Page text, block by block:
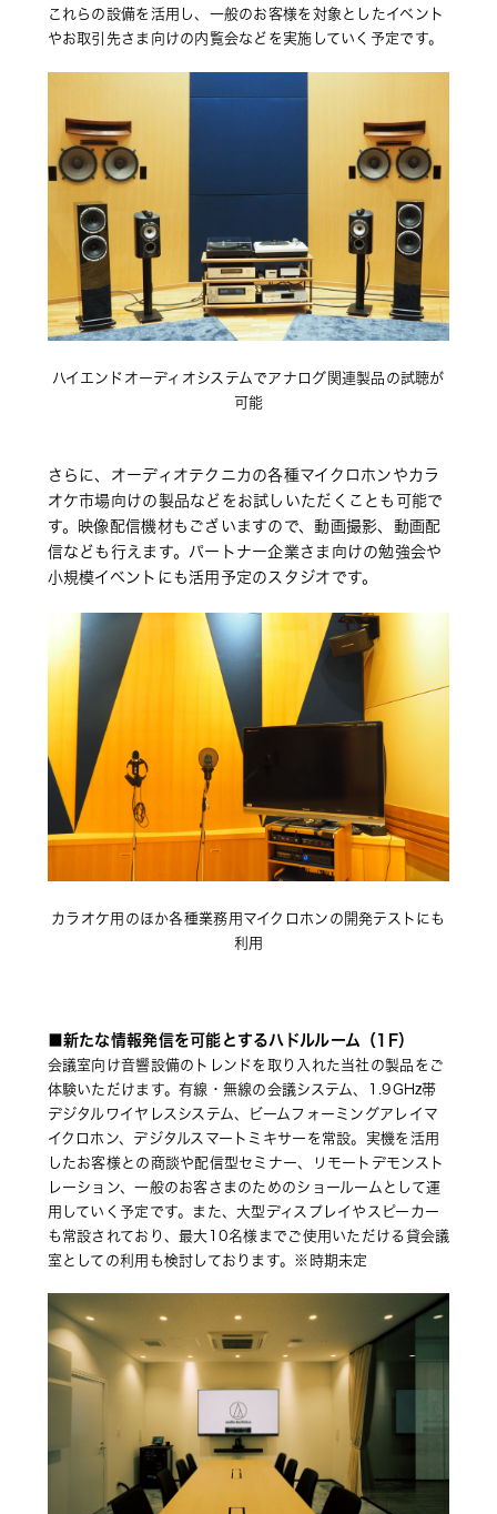
これらの設備を活用し、一般のお客様を対象としたイベント
やお取引先さま向けの内覧会などを実施していく予定です。
ハイエンドオーディオシステムでアナログ関連製品の試聴が
可能
さらに、オーディオテクニカの各種マイクロホンやカラ
オケ市場向けの製品などをお試しいただくことも可能で
す。映像配信機材もございますので、動画撮影、動画配
信なども行えます。パートナー企業さま向けの勉強会や
小規模イベントにも活用予定のスタジオです。
カラオケ用のほか各種業務用マイクロホンの開発テストにも
利用
■新たな情報発信を可能とするハドルルーム（1F）
会議室向け音響設備のトレンドを取り入れた当社の製品をご
体験いただけます。有線・無線の会議システム、1.9GHz帯
デジタルワイヤレスシステム、ビームフォーミングアレイマ
イクロホン、デジタルスマートミキサーを常設。実機を活用
したお客様との商談や配信型セミナー、リモートデモンスト
レーション、一般のお客さまのためのショールームとして運
用していく予定です。また、大型ディスプレイやスピーカー
も常設されており、最大10名様までご使用いただける貸会議
室としての利用も検討しております。※時期未定